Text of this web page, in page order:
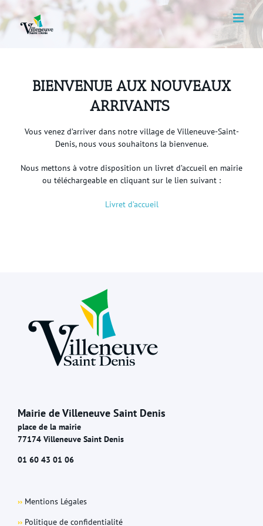
to
content
BIENVENUE AUX NOUVEAUX
ARRIVANTS
Vous venez d’arriver dans notre village de Villeneuve-Saint-
Denis, nous vous souhaitons la bienvenue.
Nous mettons à votre disposition un livret d’accueil en mairie
ou téléchargeable en cliquant sur le lien suivant :
Livret d’accueil
Mairie de Villeneuve Saint Denis
place de la mairie
77174 Villeneuve Saint Denis
01 60 43 01 06
›› Mentions Légales
›› Politique de confidentialité